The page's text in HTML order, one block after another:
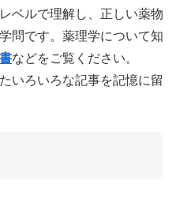
ベルで理解し、正しい薬物
問です。薬理学について知
などをご覧ください。
いろいろな記事を記憶に留